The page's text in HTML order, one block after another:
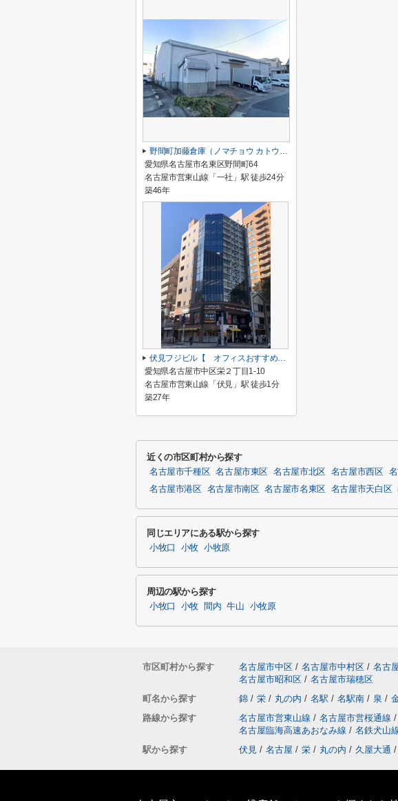
野間町加藤倉庫（ノマチョウ カトウ ソウコ）【 倉庫系おすすめ 】
愛知県名古屋市名東区野間町64
名古屋市営東山線「一社」駅 徒歩24分
築46年
伏見フジビル【 オフィスおすすめ 】
愛知県名古屋市中区栄２丁目1-10
名古屋市営東山線「伏見」駅 徒歩1分
築27年
近くの市区町村から探す
名古屋市千種区 名古屋市東区 名古屋市北区 名古屋市西区
名古屋市港区
名古屋市南区 名古屋市名東区 名古屋市天白区
同じエリアにある駅から探す
小牧口 小牧 小牧原
周辺の駅から探す
小牧口 小牧 間内 牛山 小牧原
市区町村から探す 名古屋市中区 / 名古屋市中村区 / 名古
名古屋市昭和区 / 名古屋市瑞穂区
町名から探す
錦 / 栄 / 丸の内 / 名駅 / 名駅南 / 泉 /
路線から探す
名古屋市営東山線 / 名古屋市営桜通線 /
名古屋臨海高速あおなみ線 / 名鉄犬山
駅から探す
伏見 / 名古屋 / 栄 / 丸の内 / 久屋大通 /